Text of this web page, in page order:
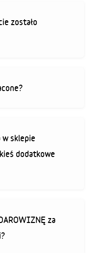
zostało
w sklepie
dodatkowe
za